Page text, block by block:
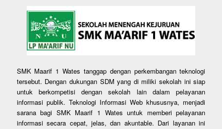
SMK Maarif 1 Wates tanggap dengan perkembangan teknologi
tersebut. Dengan dukungan SDM yang di miliki sekolah ini siap
untuk berkompetisi dengan sekolah lain dalam pelayanan
informasi publik. Teknologi Informasi Web khususnya, menjadi
sarana bagi SMK Maarif 1 Wates untuk memberi pelayanan
informasi secara cepat, jelas, dan akuntable. Dari layanan ini